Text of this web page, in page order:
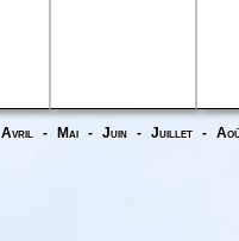
Avril - Mai - Juin - Juillet -